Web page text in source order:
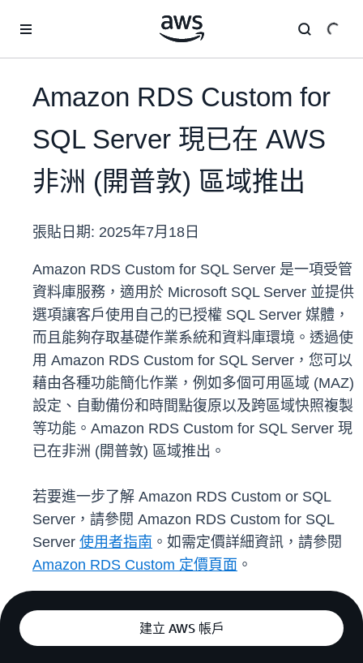
Amazon RDS Custom for
SQL Server 現已在 AWS
非洲 (開普敦) 區域推出
張貼日期: 2025年7月18日
Amazon RDS Custom for SQL Server 是一項受管
資料庫服務，適用於 Microsoft SQL Server 並提供
選項讓客戶使用自己的已授權 SQL Server 媒體，
而且能夠存取基礎作業系統和資料庫環境。透過使
用 Amazon RDS Custom for SQL Server，您可以
藉由各種功能簡化作業，例如多個可用區域 (MAZ)
設定、自動備份和時間點復原以及跨區域快照複製
等功能。Amazon RDS Custom for SQL Server 現
已在非洲 (開普敦) 區域推出。
若要進一步了解 Amazon RDS Custom or SQL
Server，請參閱 Amazon RDS Custom for SQL
Server 使用者指南 。如需定價詳細資訊，請參閱
Amazon RDS Custom 定價頁面 。
建立 AWS 帳戶